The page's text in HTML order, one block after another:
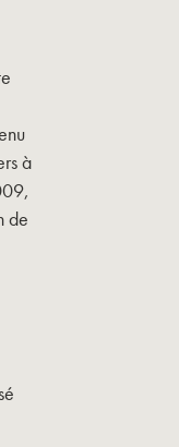
à
de